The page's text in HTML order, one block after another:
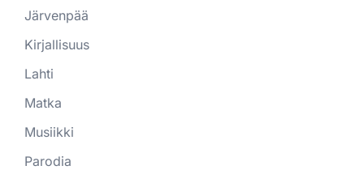
Järvenpää
Kirjallisuus
Lahti
Matka
Musiikki
Parodia